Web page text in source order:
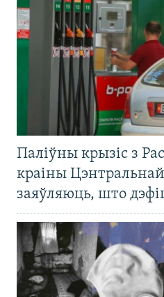
Паліўны крызіс з
краіны Цэнтральнай
заяўляюць, што